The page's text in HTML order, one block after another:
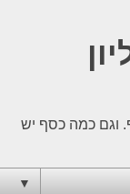
וגם כמה כסף יש
▼